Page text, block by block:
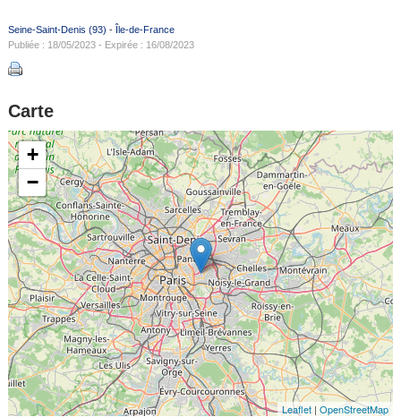
Seine-Saint-Denis (93) - Île-de-France
Publiée : 18/05/2023 - Expirée : 16/08/2023
Carte
+
−
Leaflet |OpenStreetMap